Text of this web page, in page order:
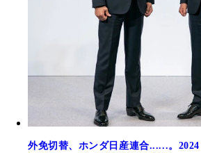
外免切替、ホンダ日産連合......。